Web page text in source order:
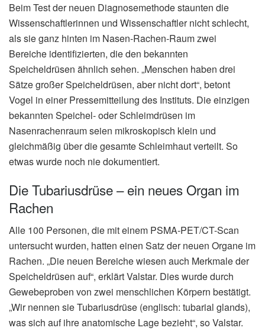
Beim Test der neuen Diagnosemethode staunten die
Wissenschaftlerinnen und Wissenschaftler nicht schlecht,
als sie ganz hinten im Nasen-Rachen-Raum zwei
Bereiche identifizierten, die den bekannten
Speicheldrüsen ähnlich sehen. „Menschen haben drei
Sätze großer Speicheldrüsen, aber nicht dort“, betont
Vogel in einer Pressemitteilung des Instituts. Die einzigen
bekannten Speichel- oder Schleimdrüsen im
Nasenrachenraum seien mikroskopisch klein und
gleichmäßig über die gesamte Schleimhaut verteilt. So
etwas wurde noch nie dokumentiert.
Die Tubariusdrüse – ein neues Organ im
Rachen
Alle 100 Personen, die mit einem PSMA-PET/CT-Scan
untersucht wurden, hatten einen Satz der neuen Organe im
Rachen. „Die neuen Bereiche wiesen auch Merkmale der
Speicheldrüsen auf“, erklärt Valstar. Dies wurde durch
Gewebeproben von zwei menschlichen Körpern bestätigt.
„Wir nennen sie Tubariusdrüse (englisch: tubarial glands),
was sich auf ihre anatomische Lage bezieht“, so Valstar.